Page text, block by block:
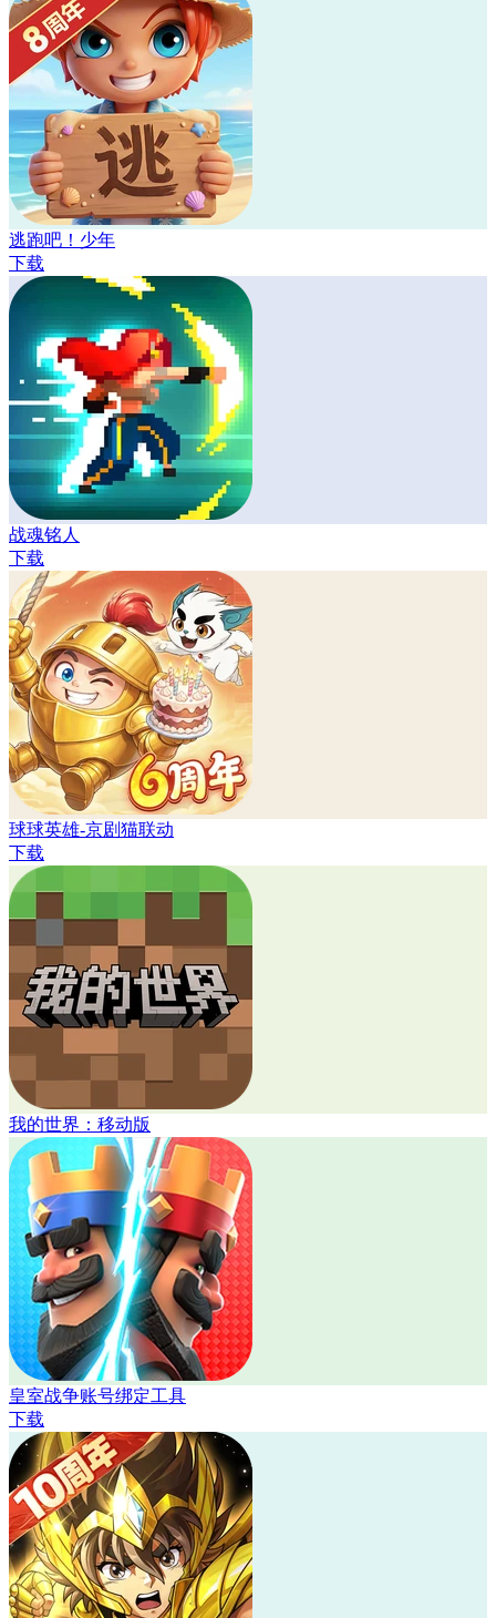
逃跑吧！少年
下载
战魂铭人
下载
球球英雄-京剧猫联动
下载
我的世界：移动版
皇室战争账号绑定工具
下载